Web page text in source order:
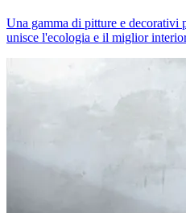
Una gamma di pitture e decorativi
unisce l'ecologia e il miglior